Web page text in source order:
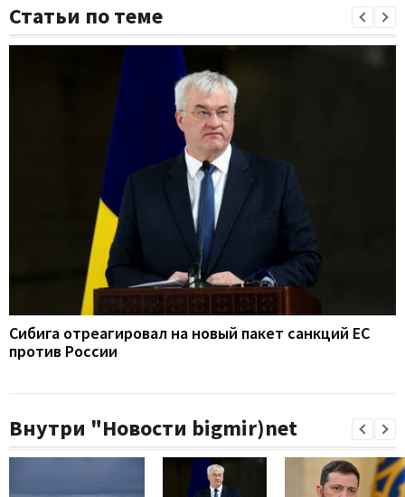
Статьи по теме
Сибига отреагировал на новый пакет санкций ЕС
против России
Внутри "Новости bigmir)net